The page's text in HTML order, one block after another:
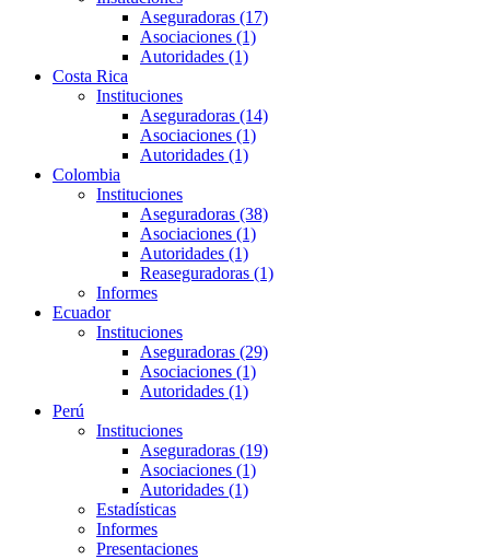
Aseguradoras (17)
Asociaciones (1)
Autoridades (1)
Costa Rica
Instituciones
Aseguradoras (14)
Asociaciones (1)
Autoridades (1)
Colombia
Instituciones
Aseguradoras (38)
Asociaciones (1)
Autoridades (1)
Reaseguradoras (1)
Informes
Ecuador
Instituciones
Aseguradoras (29)
Asociaciones (1)
Autoridades (1)
Perú
Instituciones
Aseguradoras (19)
Asociaciones (1)
Autoridades (1)
Estadísticas
Informes
Presentaciones